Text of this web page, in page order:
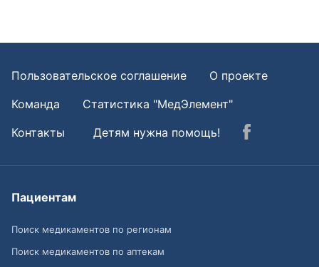
Пользовательское соглашение
О проекте
Команда
Статистика "МедЭлемент"
Контакты
Детям нужна помощь!
Пациентам
Поиск медикаментов по регионам
Поиск медикаментов по аптекам